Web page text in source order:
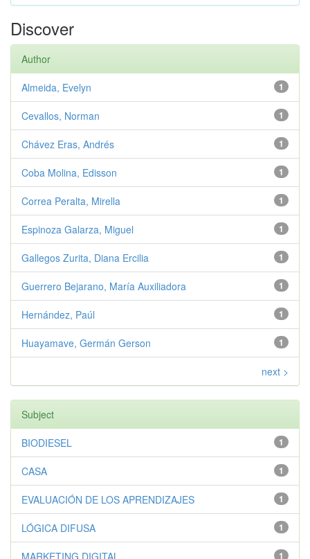
Discover
Author
1
Almeida, Evelyn
1
Cevallos, Norman
1
Chávez Eras, Andrés
1
Coba Molina, Edisson
1
Correa Peralta, Mirella
1
Espinoza Galarza, Miguel
1
Gallegos Zurita, Diana Ercilia
1
Guerrero Bejarano, María Auxiliadora
1
Hernández, Paúl
1
Huayamave, Germán Gerson
next >
Subject
1
BIODIESEL
1
CASA
1
EVALUACIÓN DE LOS APRENDIZAJES
1
LÓGICA DIFUSA
1
MARKETING DIGITAL